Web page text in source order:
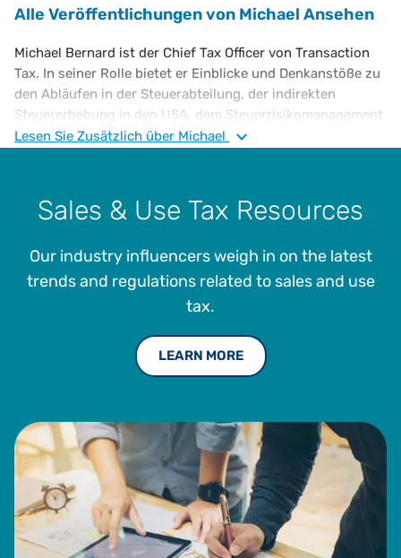
Alle Veröffentlichungen von Michael Ansehen
Michael Bernard ist der Chief Tax Officer von Transaction
Tax. In seiner Rolle bietet er Einblicke und Denkanstöße zu
den Abläufen in der Steuerabteilung, der indirekten
Steuererhebung in den USA, dem Steuerrisikomanagement
und der Steuerpolitik sowie zu neuen Trends im Bereich
Unternehmenssteuern, Verwaltung sowie Finanzen und
hat fundierte Kenntnisse des US-amerikanischen und
Bevor er zu Vertex kam, war Herr Bernard 28 Jahre lang in
verschiedenen Führungspositionen im Bereich Steuern bei
der Microsoft Corporation tätig, zuletzt als Senior
Director – Tax Counsel. Herr Bernard leitete Teams in den
folgenden Funktionsbereichen: Streitigkeiten im
Zusammenhang mit direkter und indirekter Besteuerung,
Steuerzahlervertretung für Unternehmen beim Washington
Department of Revenue und war Vorstandsmitglied des
Washington Research Council. Herr Bernard hat außerdem
bereits vor Verwaltungs- und gesetzgebenden
Institutionen auf Bundes- und Staatsebene ausgesagt.
Herr Bernard hat sowohl einen J.D. als auch einen
Lesen Sie Zusätzlich über Michael
Sales & Use Tax Resources
Our industry influencers weigh in on the latest
trends and regulations related to sales and use
tax.
LEARN MORE